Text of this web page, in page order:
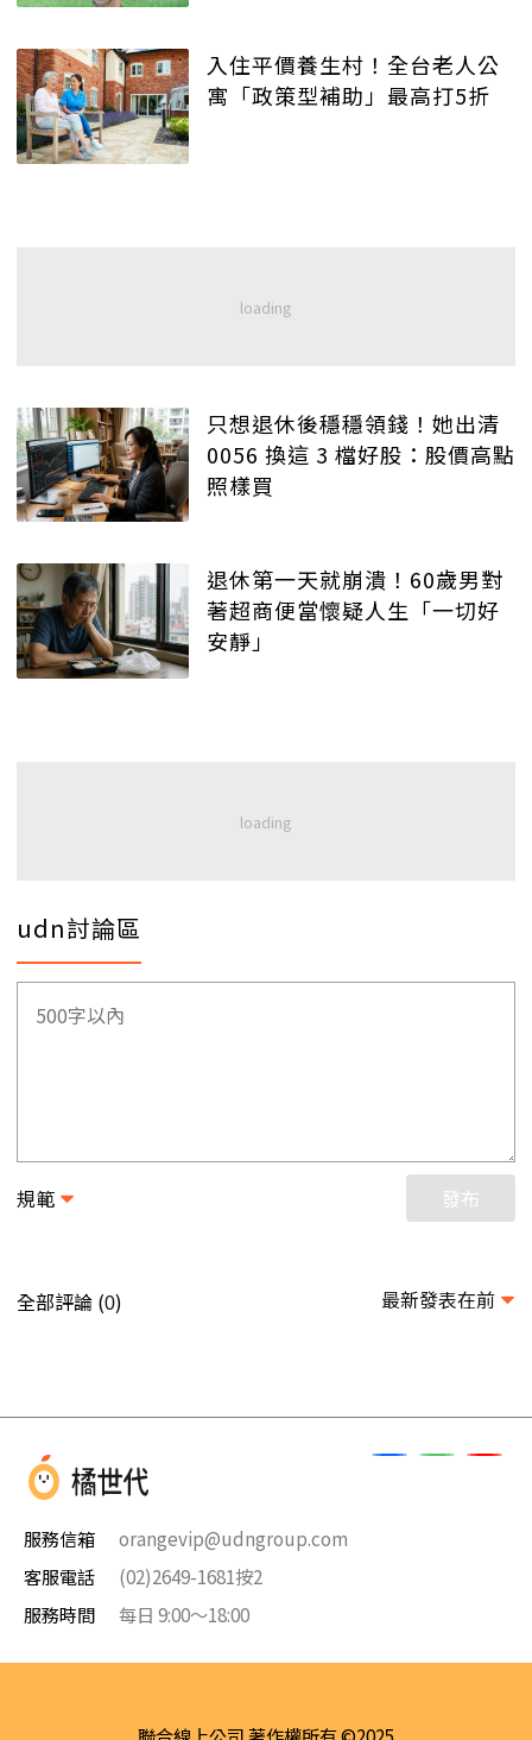
入住平價養生村！全台老人公
寓「政策型補助」最高打5折
只想退休後穩穩領錢！她出清
0056 換這 3 檔好股：股價高點
照樣買
退休第一天就崩潰！60歲男對
著超商便當懷疑人生「一切好
安靜」
udn討論區
規範 發布
全部評論 (0) 最新發表在前
服務信箱
orangevip@udngroup.com
客服電話
(02)2649-1681按2
服務時間
每日 9:00～18:00